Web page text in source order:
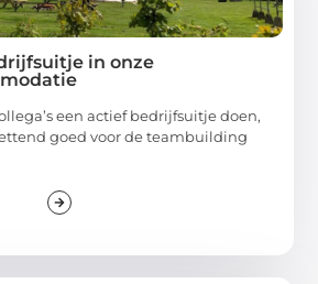
in onze
een actief bedrijfsuitje doen,
goed voor de teambuilding